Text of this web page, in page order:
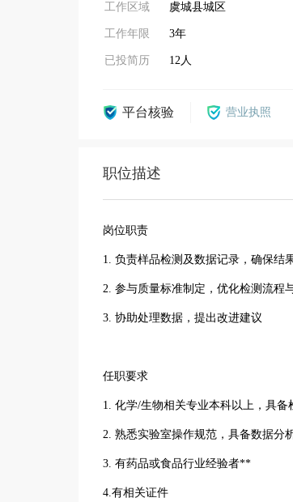
工作区域 虞城县城区
工作年限 3年
已投简历 12人
平台核验 营业执照
职位描述
岗位职责
1. 负责样品检测及数据记录，确保结
2. 参与质量标准制定，优化检测流程
3. 协助处理数据，提出改进建议
任职要求
1. 化学/生物相关专业本科以上，具备
2. 熟悉实验室操作规范，具备数据分
3. 有药品或食品行业经验者**
4.有相关证件